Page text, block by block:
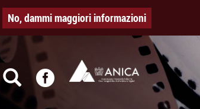
No, dammi maggiori informazioni